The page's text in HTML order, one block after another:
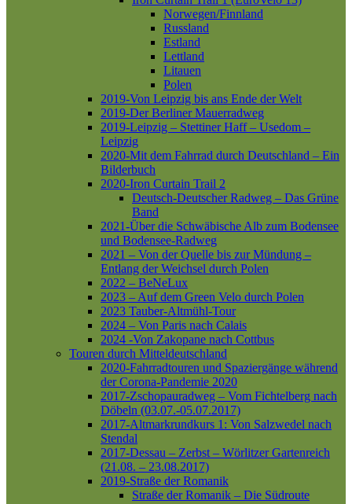
Norwegen/Finnland
Russland
Estland
Lettland
Litauen
Polen
2019-Von Leipzig bis ans Ende der Welt
2019-Der Berliner Mauerradweg
2019-Leipzig – Stettiner Haff – Usedom –
Leipzig
2020-Mit dem Fahrrad durch Deutschland – Ein
Bilderbuch
2020-Iron Curtain Trail 2
Deutsch-Deutscher Radweg – Das Grüne
Band
2021-Über die Schwäbische Alb zum Bodensee
und Bodensee-Radweg
2021 – Von der Quelle bis zur Mündung –
Entlang der Weichsel durch Polen
2022 – BeNeLux
2023 – Auf dem Green Velo durch Polen
2023 Tauber-Altmühl-Tour
2024 – Von Paris nach Calais
2024 -Von Zakopane nach Cottbus
Touren durch Mitteldeutschland
2020-Fahrradtouren und Spaziergänge während
der Corona-Pandemie 2020
2017-Zschopauradweg – Vom Fichtelberg nach
Döbeln (03.07.-05.07.2017)
2017-Altmarkrundkurs 1: Von Salzwedel nach
Stendal
2017-Dessau – Zerbst – Wörlitzer Gartenreich
(21.08. – 23.08.2017)
2019-Straße der Romanik
Straße der Romanik – Die Südroute